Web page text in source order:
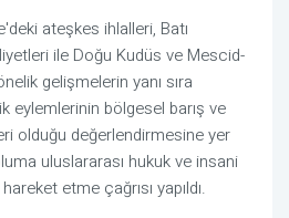
ateşkes ihlalleri, Batı
ile Doğu Kudüs ve Mescid-
gelişmelerin yanı sıra
eylemlerinin bölgesel barış ve
olduğu değerlendirmesine yer
uluslararası hukuk ve insani
etme çağrısı yapıldı.